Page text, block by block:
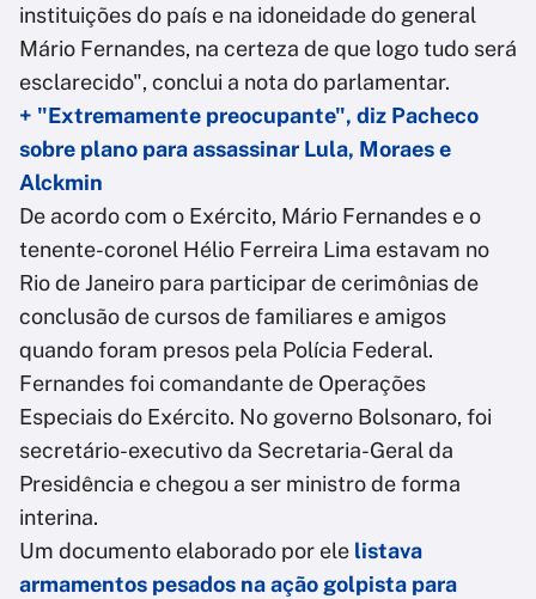
instituições do país e na idoneidade do general
Mário Fernandes, na certeza de que logo tudo será
esclarecido", conclui a nota do parlamentar.
+ "Extremamente preocupante", diz Pacheco
sobre plano para assassinar Lula, Moraes e
Alckmin
De acordo com o Exército, Mário Fernandes e o
tenente-coronel Hélio Ferreira Lima estavam no
Rio de Janeiro para participar de cerimônias de
conclusão de cursos de familiares e amigos
quando foram presos pela Polícia Federal.
Fernandes foi comandante de Operações
Especiais do Exército. No governo Bolsonaro, foi
secretário-executivo da Secretaria-Geral da
Presidência e chegou a ser ministro de forma
interina.
Um documento elaborado por ele listava
armamentos pesados na ação golpista para